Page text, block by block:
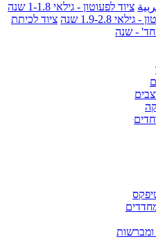
ציוד לפעוטון - גילאי 1-1.8 שנה
1.9-2.8 שנה
ציוד לכיתת
ומברשות